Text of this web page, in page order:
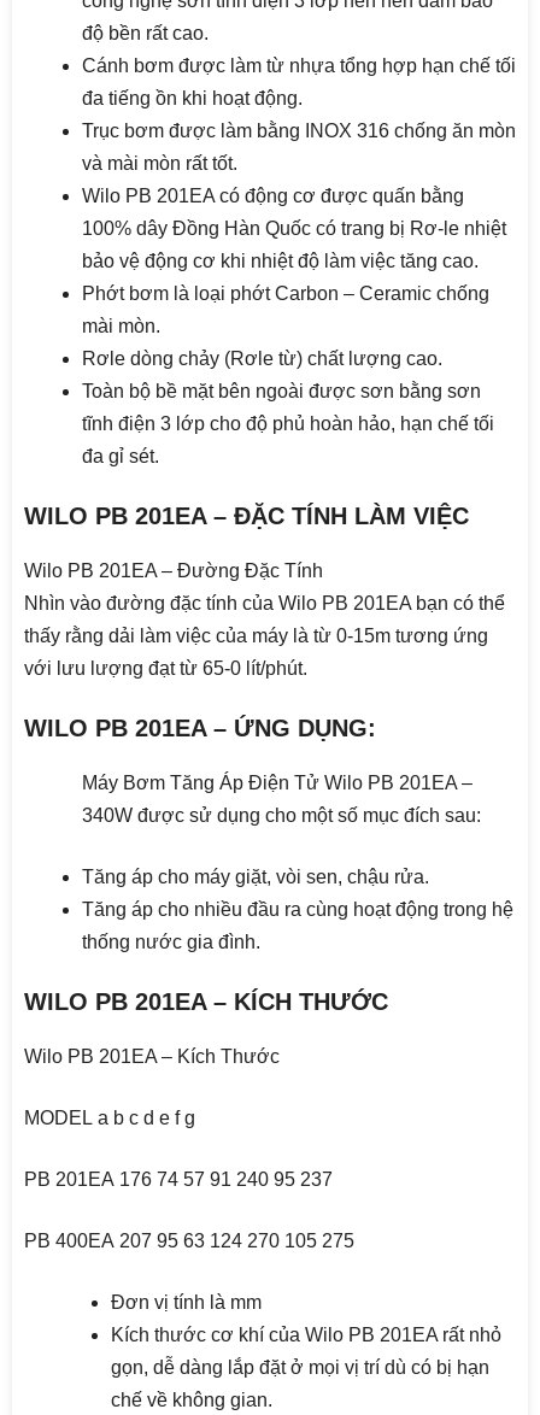
độ bền rất cao.
Cánh bơm được làm từ nhựa tổng hợp hạn chế tối
đa tiếng ồn khi hoạt động.
Trục bơm được làm bằng INOX 316 chống ăn mòn
và mài mòn rất tốt.
Wilo PB 201EA có động cơ được quấn bằng
100% dây Đồng Hàn Quốc có trang bị Rơ-le nhiệt
bảo vệ động cơ khi nhiệt độ làm việc tăng cao.
Phớt bơm là loại phớt Carbon – Ceramic chống
mài mòn.
Rơle dòng chảy (Rơle từ) chất lượng cao.
Toàn bộ bề mặt bên ngoài được sơn bằng sơn
tĩnh điện 3 lớp cho độ phủ hoàn hảo, hạn chế tối
đa gỉ sét.
WILO PB 201EA – ĐẶC TÍNH LÀM VIỆC
Wilo PB 201EA – Đường Đặc Tính
Nhìn vào đường đặc tính của Wilo PB 201EA bạn có thể
thấy rằng dải làm việc của máy là từ 0-15m tương ứng
với lưu lượng đạt từ 65-0 lít/phút.
WILO PB 201EA – ỨNG DỤNG:
Máy Bơm Tăng Áp Điện Tử Wilo PB 201EA –
340W được sử dụng cho một số mục đích sau:
Tăng áp cho máy giặt, vòi sen, chậu rửa.
Tăng áp cho nhiều đầu ra cùng hoạt động trong hệ
thống nước gia đình.
WILO PB 201EA – KÍCH THƯỚC
Wilo PB 201EA – Kích Thước
MODEL a b c d e f g
PB 201EA 176 74 57 91 240 95 237
PB 400EA 207 95 63 124 270 105 275
Đơn vị tính là mm
Kích thước cơ khí của Wilo PB 201EA rất nhỏ
gọn, dễ dàng lắp đặt ở mọi vị trí dù có bị hạn
chế về không gian.